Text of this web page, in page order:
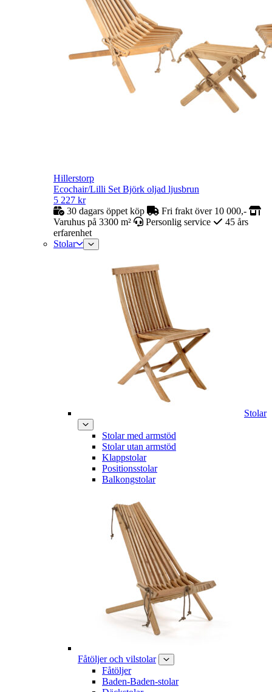
Hillerstorp
Ecochair/Lilli Set Björk oljad ljusbrun
5 227 kr
30 dagars öppet köp
Fri frakt över 10 000,-
Varuhus på 3300 m²
Personlig service
45 års
erfarenhet
Stolar
Stolar
Stolar med armstöd
Stolar utan armstöd
Klappstolar
Positionsstolar
Balkongstolar
Fåtöljer och vilstolar
Fåtöljer
Baden-Baden-stolar